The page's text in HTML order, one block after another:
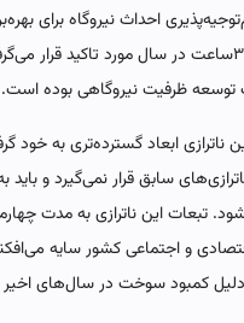
احداث نیروگاه برای
زمان محدود ۲۵۰ تا ۳۰۰ساعت در سال مورد تاکید
توسعه ظرفیت نیروگاهی بوده است.
ناترازی ابعاد گسترده‌‌‌تری به خود
سابق قرار نمی‌گیرد و باید
تبعات این ناترازی به مدت
و اجتماعی کشور سایه
دلیل کمبود سوخت در سال‌های